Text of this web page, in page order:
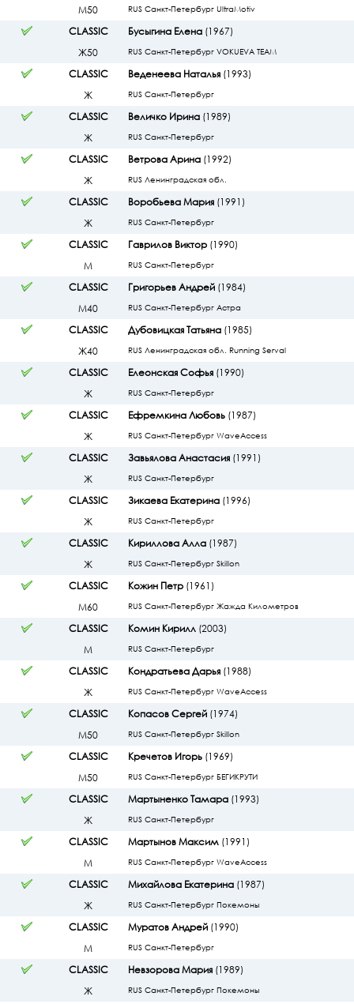
М50 RUS Санкт-Петербург UltraMotiv
CLASSIC
Ж50
Бусыгина Елена(1967)
RUS Санкт-Петербург VOKUEVA TEAM
CLASSIC
Ж
Веденеева Наталья(1993)
RUS Санкт-Петербург
CLASSIC
Ж
Величко Ирина(1989)
RUS Санкт-Петербург
CLASSIC
Ж
Ветрова Арина(1992)
RUS Ленинградская обл.
CLASSIC
Ж
Воробьева Мария(1991)
RUS Санкт-Петербург
CLASSIC
М
Гаврилов Виктор(1990)
RUS Санкт-Петербург
CLASSIC
М40
Григорьев Андрей(1984)
RUS Санкт-Петербург Астра
CLASSIC
Ж40
Дубовицкая Татьяна(1985)
RUS Ленинградская обл. Running Serval
CLASSIC
Ж
Елеонская Софья(1990)
RUS Санкт-Петербург
CLASSIC
Ж
Ефремкина Любовь(1987)
RUS Санкт-Петербург WaveAccess
CLASSIC
Ж
Завьялова Анастасия(1991)
RUS Санкт-Петербург
CLASSIC
Ж
Зикаева Екатерина(1996)
RUS Санкт-Петербург
CLASSIC
Ж
Кириллова Алла(1987)
RUS Санкт-Петербург Skillon
CLASSIC
М60
Кожин Петр(1961)
RUS Санкт-Петербург Жажда Километров
CLASSIC
М
Комин Кирилл(2003)
RUS Санкт-Петербург
CLASSIC
Ж
Кондратьева Дарья(1988)
RUS Санкт-Петербург WaveAccess
CLASSIC
М50
Копасов Сергей(1974)
RUS Санкт-Петербург Skillon
CLASSIC
М50
Кречетов Игорь(1969)
RUS Санкт-Петербург БЕГИКРУТИ
CLASSIC
Ж
Мартыненко Тамара(1993)
RUS Санкт-Петербург
CLASSIC
М
Мартынов Максим(1991)
RUS Санкт-Петербург WaveAccess
CLASSIC
Ж
Михайлова Екатерина(1987)
RUS Санкт-Петербург Покемоны
CLASSIC
М
Муратов Андрей(1990)
RUS Санкт-Петербург
CLASSIC
Ж
Невзорова Мария(1989)
RUS Санкт-Петербург Покемоны